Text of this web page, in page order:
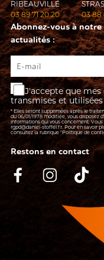
RIBEAUVILLÉ
03 89 71 20 20
03 88
Abonnez-vous à
actualités :
J'accepte que
transmises et
* Elles seront supprimées après le
du 06/01/1978 modifiée, vous disposez
informations qui vous concernent.
rgpd@daniel-stoffel.fr. Pour en savoir
consultez la rubrique "Politique de
Restons en contact